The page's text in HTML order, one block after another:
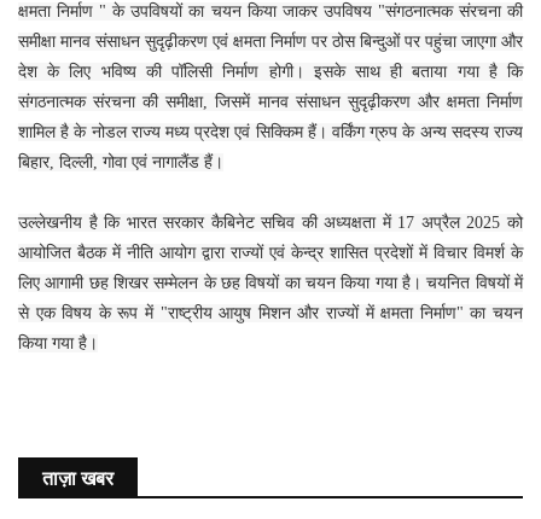
क्षमता निर्माण " के उपविषयों का चयन किया जाकर उपविषय "संगठनात्मक संरचना की
समीक्षा मानव संसाधन सुदृढ़ीकरण एवं क्षमता निर्माण पर ठोस बिन्‍दुओं पर पहुंचा जाएगा और
देश के लिए भविष्‍य की पॉलिसी निर्माण होगी। इसके साथ ही बताया गया है कि
संगठनात्मक संरचना की समीक्षा, जिसमें मानव संसाधन सुदृढ़ीकरण और क्षमता निर्माण
शामिल है के नोडल राज्य मध्य प्रदेश एवं सिक्किम हैं। वर्किंग ग्रुप के अन्य सदस्य राज्य
बिहार, दिल्ली, गोवा एवं नागालैंड हैं।
उल्लेखनीय है कि भारत सरकार कैबिनेट सचिव की अध्यक्षता में 17 अप्रैल 2025 को
आयोजित बैठक में नीति आयोग द्वारा राज्यों एवं केन्द्र शासित प्रदेशों में विचार विमर्श के
लिए आगामी छह शिखर सम्मेलन के छह विषयों का चयन किया गया है। चयनित विषयों में
से एक विषय के रूप में "राष्ट्रीय आयुष मिशन और राज्यों में क्षमता निर्माण" का चयन
किया गया है।
ताज़ा खबर